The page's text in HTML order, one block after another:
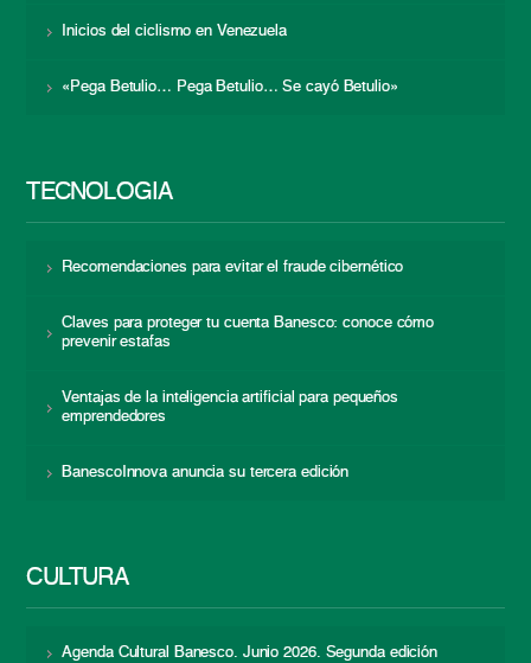
Inicios del ciclismo en Venezuela
«Pega Betulio… Pega Betulio… Se cayó Betulio»
TECNOLOGÍA
Recomendaciones para evitar el fraude cibernético
Claves para proteger tu cuenta Banesco: conoce cómo
prevenir estafas
Ventajas de la inteligencia artificial para pequeños
emprendedores
BanescoInnova anuncia su tercera edición
CULTURA
Agenda Cultural Banesco. Junio 2026. Segunda edición